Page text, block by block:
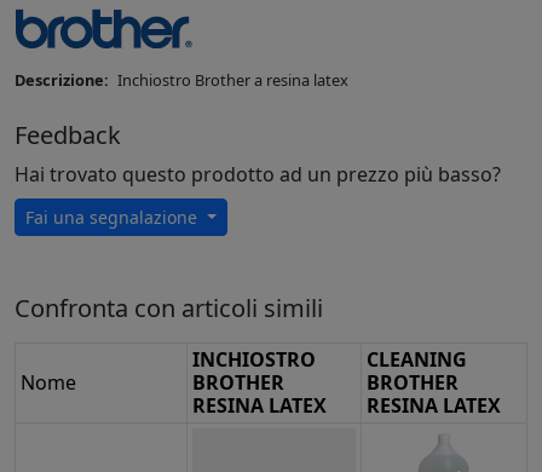
Descrizione: Inchiostro Brother a resina latex
Feedback
Hai trovato questo prodotto ad un prezzo più basso?
Fai una segnalazione
Confronta con articoli simili
Nome
INCHIOSTRO
BROTHER
RESINA LATEX
CLEANING
BROTHER
RESINA LATEX